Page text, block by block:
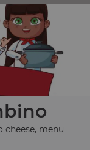
cheese, menu